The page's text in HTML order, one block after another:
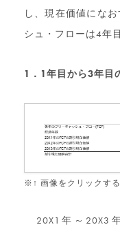
し、現在価値にな
シュ・フローは4年
1．1年目から3年目
※↑ 画像をクリックする
20X1年～20X3